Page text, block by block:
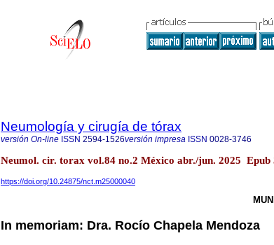
Neumología y cirugía de tórax
versión On-line ISSN 2594-1526versión impresa ISSN 0028-3746
Neumol. cir. torax vol.84 no.2 México abr./jun. 2025 Epub
https://doi.org/10.24875/nct.m25000040
In memoriam: Dra. Rocío Chapela Mendoza